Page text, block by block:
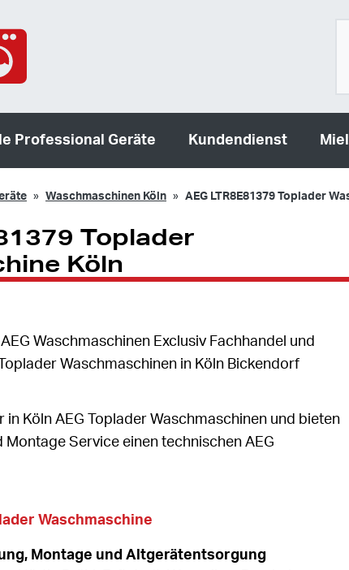
Professional Geräte Kundendienst
Waschmaschinen Köln AEG LTR8E81379 Toplader
Toplader
Köln
Waschmaschinen Exclusiv Fachhandel und
Waschmaschinen in Köln Bickendorf
Köln AEG Toplader Waschmaschinen und bieten
Montage Service einen technischen AEG
Waschmaschine
Montage und Altgerätentsorgung